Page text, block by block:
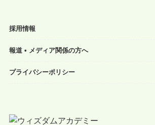
採用情報
報道 • メディア関係の方へ
プライバシーポリシー